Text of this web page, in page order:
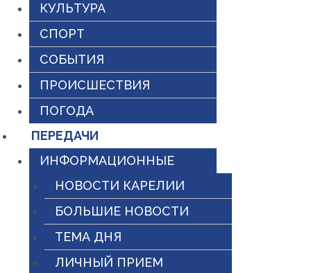
КУЛЬТУРА
СПОРТ
СОБЫТИЯ
ПРОИСШЕСТВИЯ
ПОГОДА
ПЕРЕДАЧИ
ИНФОРМАЦИОННЫЕ
НОВОСТИ КАРЕЛИИ
БОЛЬШИЕ НОВОСТИ
ТЕМА ДНЯ
ЛИЧНЫЙ ПРИЕМ